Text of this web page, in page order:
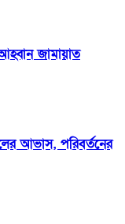
জামায়াত
আভাস, পরিবর্তনের